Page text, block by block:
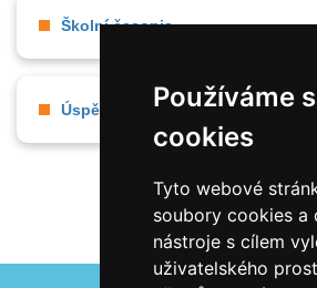
Používáme
cookies
Tyto webové
soubory cookies a
nástroje s cílem
uživatelského
Školní časopis
Úspěchy našich žáků